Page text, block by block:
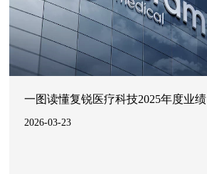
一图读懂复锐医疗科技2025年度业绩
2026-03-23